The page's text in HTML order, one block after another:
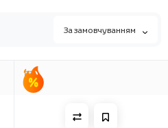
За замовчуванням